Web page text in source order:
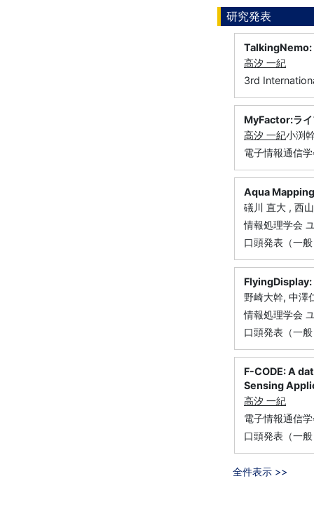
研究発表
高汐 一紀
3rd
MyFactor:ライ
高汐 一紀小渕
電子情報通信
Aqua
礒川 直大 , 西
情報処理学会
口頭発表（一
FlyingDisplay:
野崎大幹, 中澤
情報処理学会
口頭発表（一
F-CODE: A
Sensing
高汐 一紀
電子情報通信
口頭発表（一
全件表示 >>